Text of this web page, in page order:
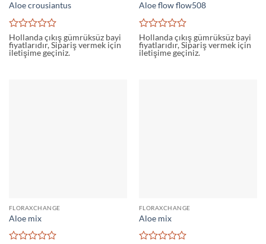
Aloe crousiantus
5
üzerinden
0
Hollanda çıkış gümrüksüz bayi
fiyatlarıdır, Sipariş vermek için
iletişime geçiniz.
Aloe flow flow508
5
üzerinden
0
Hollanda çıkış gümrüksüz bayi
fiyatlarıdır, Sipariş vermek için
iletişime geçiniz.
FLORAXCHANGE
Aloe mix
FLORAXCHANGE
Aloe mix